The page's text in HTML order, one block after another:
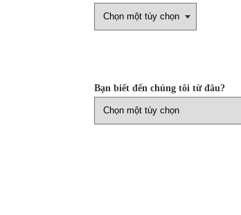
Bạn biết đến chúng tôi từ đâu?